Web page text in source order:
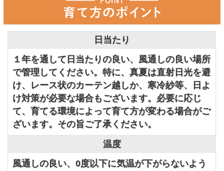
日当たり
１年を通して日当たりの良い、風通しの良い場所
で管理してください。特に、真夏は直射日光を避
け、レース状のカーテン越しか、寒冷紗等、日よ
け対策が必要な場合もございます。必要に応じ
て、育てる環境によって育て方が変わる場合がご
ざいます。その旨ご了承ください。
温度
風通しの良い、0度以下に気温が下がらないよう